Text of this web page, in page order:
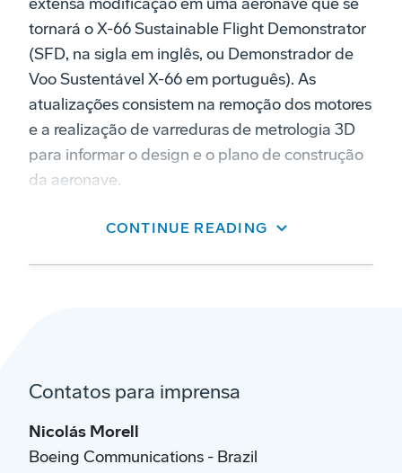
tornará o X-66 Sustainable Flight Demonstrator
(SFD, na sigla em inglês, ou Demonstrador de
Voo Sustentável X-66 em português). As
atualizações consistem na remoção dos motores
e a realização de varreduras de metrologia 3D
para informar o design e o plano de construção
da aeronave.
As asas originais do jato MD-90 em breve serão
avançado de asa, conhecido como Transonic
TTBW podem acelerar significativamente as
oportunidades de redução do consumo de
combustível e emissões.
CONTINUE READING
Contatos para imprensa
Nicolás Morell
Boeing Communications - Brazil